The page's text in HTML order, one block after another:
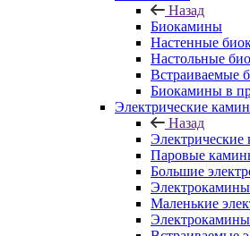
Назад
Биокамины
Настенные
Настольные
Встраиваемые
Биокамины в
Электрические
Назад
Паровые
Большие
Маленькие
Электрокамины